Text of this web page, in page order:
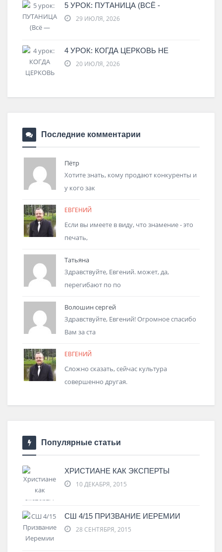
5 УРОК: ПУТАНИЦА (ВСЁ -
29 ИЮЛЯ, 2026
4 УРОК: КОГДА ЦЕРКОВЬ НЕ
20 ИЮЛЯ, 2026
Последние комментарии
Пётр
Хотите знать, кому продают конкуренты и
у кого зак
ЕВГЕНИЙ
Если вы имеете в виду, что знамение - это
печать,
Татьяна
Здравствуйте, Евгений. может, да,
перегибают по по
Волошин сергей
Здравствуйте, Евгений! Огромное спасибо
Вам за ста
ЕВГЕНИЙ
Сложно сказать, сейчас культура
совершенно другая.
Популярные статьи
ХРИСТИАНЕ КАК ЭКСПЕРТЫ
10 ДЕКАБРЯ, 2015
СШ 4/15 ПРИЗВАНИЕ ИЕРЕМИИ
28 СЕНТЯБРЯ, 2015